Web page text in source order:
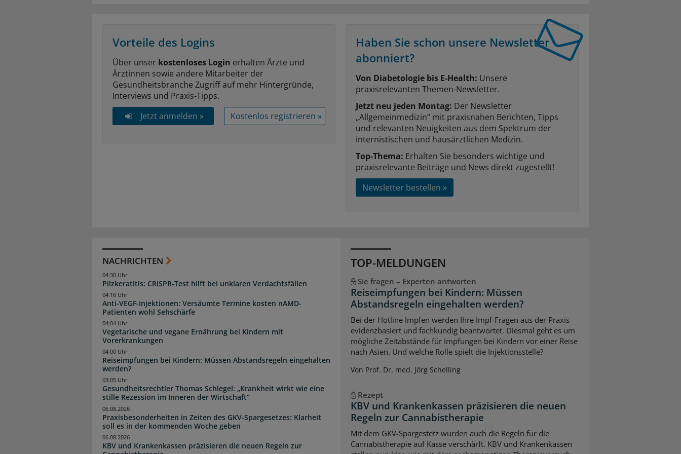
Vorteile des Logins
Über unser kostenloses Login erhalten Ärzte und
Ärztinnen sowie andere Mitarbeiter der
Gesundheitsbranche Zugriff auf mehr Hintergründe,
Interviews und Praxis-Tipps.
Jetzt anmelden »
Kostenlos registrieren »
Haben Sie schon unsere Newsletter
abonniert?
Von Diabetologie bis E-Health: Unsere
praxisrelevanten Themen-Newsletter.
Jetzt neu jeden Montag: Der Newsletter
„Allgemeinmedizin“ mit praxisnahen Berichten, Tipps
und relevanten Neuigkeiten aus dem Spektrum der
internistischen und hausärztlichen Medizin.
Top-Thema: Erhalten Sie besonders wichtige und
praxisrelevante Beiträge und News direkt zugestellt!
Newsletter bestellen »
NACHRICHTEN
Pilzkeratitis: CRISPR-Test hilft bei unklaren Verdachtsfällen
04:30 Uhr
Anti-VEGF-Injektionen: Versäumte Termine kosten nAMD-
Patienten wohl Sehschärfe
04:16 Uhr
Vegetarische und vegane Ernährung bei Kindern mit
Vorerkrankungen
04:04 Uhr
Reiseimpfungen bei Kindern: Müssen Abstandsregeln eingehalten
werden?
04:00 Uhr
Gesundheitsrechtler Thomas Schlegel: „Krankheit wirkt wie eine
stille Rezession im Inneren der Wirtschaft“
03:05 Uhr
Praxisbesonderheiten in Zeiten des GKV-Spargesetzes: Klarheit
soll es in der kommenden Woche geben
06.08.2026
KBV und Krankenkassen präzisieren die neuen Regeln zur
06.08.2026
TOP-MELDUNGEN
Sie fragen – Experten antworten
Reiseimpfungen bei Kindern: Müssen
Abstandsregeln eingehalten werden?
Bei der Hotline Impfen werden Ihre Impf-Fragen aus der Praxis
evidenzbasiert und fachkundig beantwortet. Diesmal geht es um
mögliche Zeitabstände für Impfungen bei Kindern vor einer Reise
nach Asien. Und welche Rolle spielt die Injektionsstelle?
Von Prof. Dr. med. Jörg Schelling
Rezept
KBV und Krankenkassen präzisieren die neuen
Regeln zur Cannabistherapie
Mit dem GKV-Spargestetz wurden auch die Regeln für die
Cannabistherapie auf Kasse verschärft. KBV und Krankenkassen